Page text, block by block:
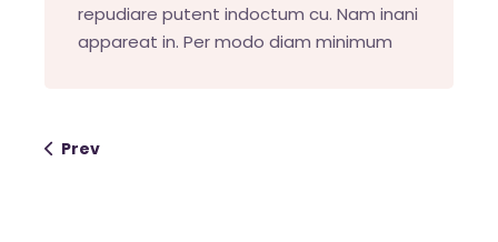
repudiare putent indoctum cu. Nam inani
appareat in. Per modo diam minimum
Prev